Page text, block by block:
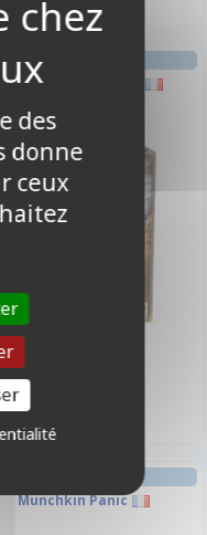
Bang! Le Jeu De Dés
Munchkin Panic
des
donne
ceux